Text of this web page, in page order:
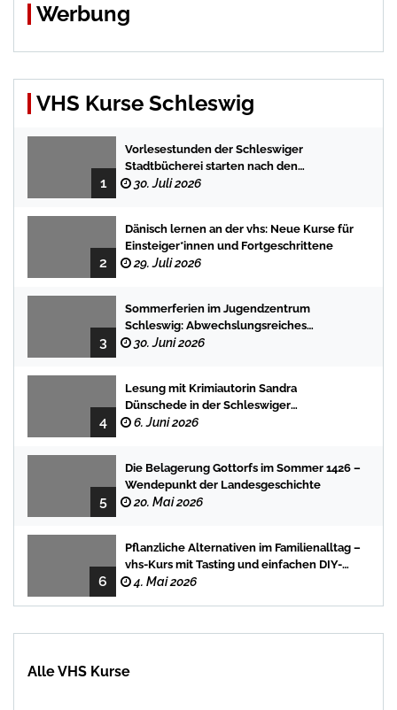
Werbung
VHS Kurse Schleswig
1
Vorlesestunden der Schleswiger
Stadtbücherei starten nach den
Sommerferien mit spannenden
30. Juli 2026
2
Dänisch lernen an der vhs: Neue Kurse für
Einsteiger*innen und Fortgeschrittene
29. Juli 2026
3
Sommerferien im Jugendzentrum
Schleswig: Abwechslungsreiches
Programm für Kinder und Jugendliche
30. Juni 2026
4
Lesung mit Krimiautorin Sandra
Dünschede in der Schleswiger
Stadtbücherei
6. Juni 2026
5
Die Belagerung Gottorfs im Sommer 1426 –
Wendepunkt der Landesgeschichte
20. Mai 2026
6
Pflanzliche Alternativen im Familienalltag –
vhs-Kurs mit Tasting und einfachen DIY-
Rezepten
4. Mai 2026
Alle VHS Kurse